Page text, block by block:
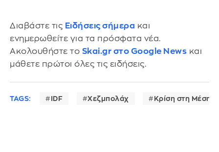
Διαβάστε τις Ειδήσεις σήμερα και
ενημερωθείτε για τα πρόσφατα νέα.
Ακολουθήστε το Skai.gr στο Google News και
μάθετε πρώτοι όλες τις ειδήσεις.
TAGS: IDF Χεζμπολάχ Κρίση στη Μέση